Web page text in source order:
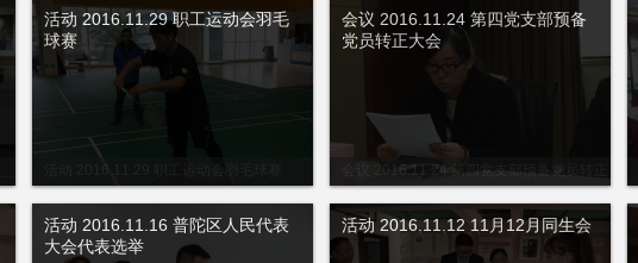
活动 2016.11.29 职工运动会羽毛球赛
活动 2016.11.29 职工运动会羽毛
球赛
会议 2016.11.24 第四党支部预备党员转正
会议 2016.11.24 第四党支部预备
党员转正大会
活动 2016.11.16 普陀区人民代表
大会代表选举
活动 2016.11.12 11月12月同生会